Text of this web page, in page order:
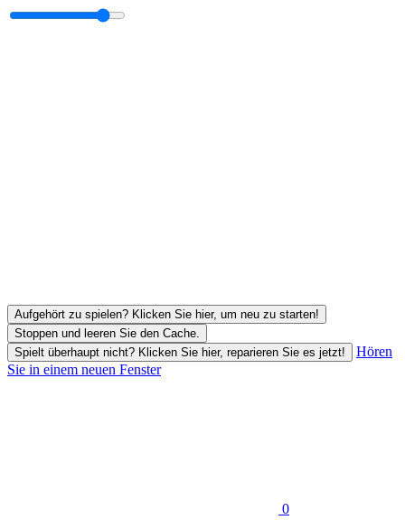
Aufgehört zu spielen? Klicken Sie hier, um neu zu starten!
Stoppen und leeren Sie den Cache.
Spielt überhaupt nicht? Klicken Sie hier, reparieren Sie es jetzt!
Hören
Sie in einem neuen Fenster
0